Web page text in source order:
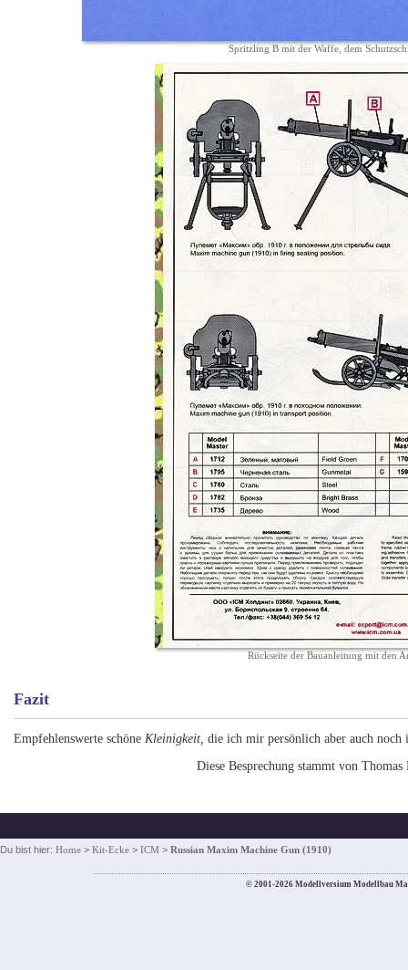
Spritzling B mit der Waffe, dem
Rückseite der Bauanleitung mit den
Fazit
Empfehlenswerte schöne Kleinigkeit, die ich mir persönlich aber auch noch
Diese Besprechung stammt von
Du bist hier: Home > Kit-Ecke > ICM > Russian Maxim Machine Gun (1910)
© 2001-2026 Modellversium Modellbau